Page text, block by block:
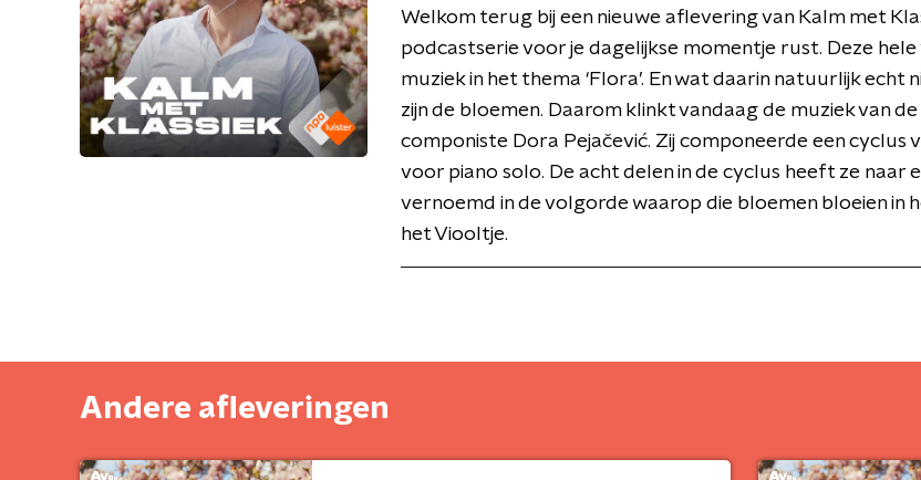
Welkom terug bij een nieuwe aflevering van Kalm met
podcastserie voor je dagelijkse momentje rust. Deze
muziek in het thema ‘Flora’. En wat daarin natuurlijk echt
zijn de bloemen. Daarom klinkt vandaag de muziek van
componiste Dora Pejačević. Zij componeerde een cyclus
voor piano solo. De acht delen in de cyclus heeft ze naar
vernoemd in de volgorde waarop die bloemen bloeien in
het Viooltje.
Andere afleveringen